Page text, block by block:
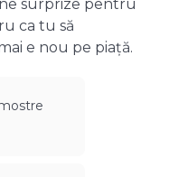
surprize pentru
ca tu să
e nou pe piață.